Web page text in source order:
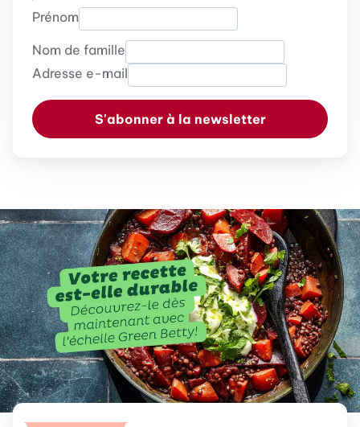
Prénom
Nom de famille
Adresse e-mail
S'abonner à la newsletter